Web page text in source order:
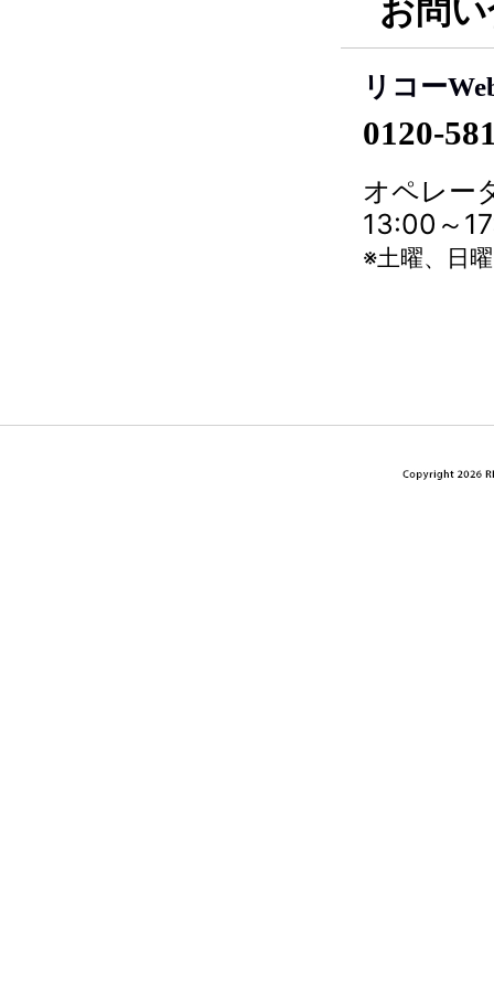
お問
リコー
0120-
オペレー
13:00～
※土曜、日